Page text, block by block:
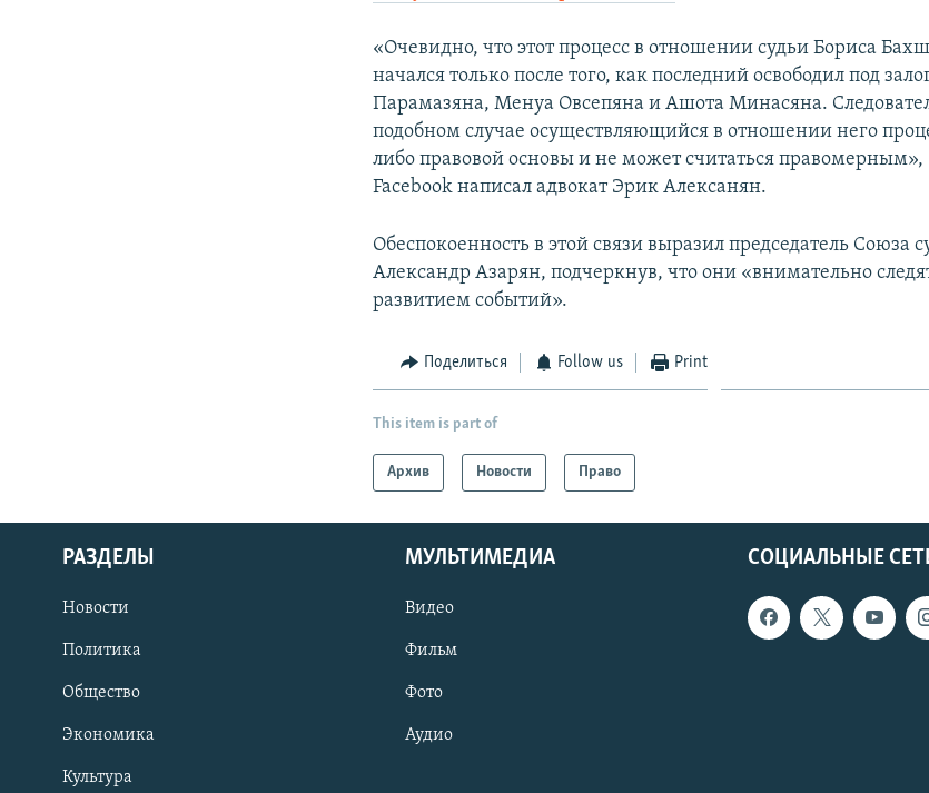
«Очевидно, что этот процесс в отношении судьи Бориса
начался только после того, как последний освободил под
Парамазяна, Менуа Овсепяна и Ашота Минасяна.
подобном случае осуществляющийся в отношении него
либо правовой основы и не может считаться правомерным»,
Facebook написал адвокат Эрик Алексанян.
Обеспокоенность в этой связи выразил председатель Союза
Александр Азарян, подчеркнув, что они «внимательно
развитием событий».
Поделиться Follow us Print
This item is part of
Архив Новости Право
СОЦИАЛЬНЫЕ
РАЗДЕЛЫ
Новости
Политика
Общество
Экономика
Культура
МУЛЬТИМЕДИА
Видео
Фильм
Фото
Аудио